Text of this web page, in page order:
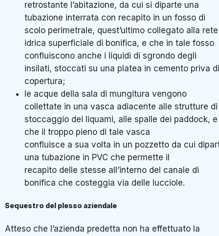
retrostante l’abitazione, da cui si diparte una
tubazione interrata con recapito in un fosso di
scolo perimetrale, quest’ultimo collegato alla rete
idrica superficiale di bonifica, e che in tale fosso
confluiscono anche i liquidi di sgrondo degli
insilati, stoccati su una platea in cemento priva di
copertura;
le acque della sala di mungitura vengono
collettate in una vasca adiacente alle strutture di
stoccaggio dei liquami, alle spalle dei paddock, e
che il troppo pieno di tale vasca
confluisce a sua volta in un pozzetto da cui
una tubazione in PVC che permette il
recapito delle stesse all’interno del canale di
bonifica che costeggia via delle lucciole.
Sequestro del plesso aziendale
Atteso che l’azienda predetta non ha effettuato la